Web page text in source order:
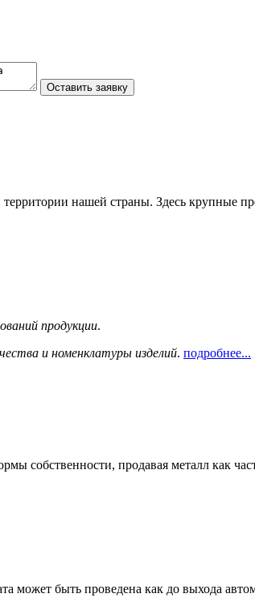
нашей страны. Здесь
продукции.
и номенклатуры изделий. подробнее...
собственности, продавая металл как
может быть проведена как до выхода